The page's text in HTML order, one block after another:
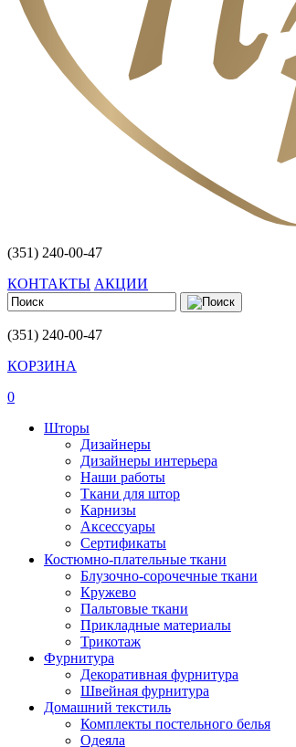
(351) 240-00-47
КОНТАКТЫ АКЦИИ
(351) 240-00-47
КОРЗИНА
0
Шторы
Дизайнеры
Дизайнеры интерьера
Наши работы
Ткани для штор
Карнизы
Аксессуары
Сертификаты
Костюмно-плательные ткани
Блузочно-сорочечные ткани
Кружево
Пальтовые ткани
Прикладные материалы
Трикотаж
Фурнитура
Декоративная фурнитура
Швейная фурнитура
Домашний текстиль
Комплекты постельного белья
Одеяла